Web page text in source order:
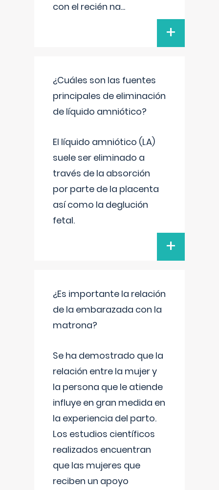
con el recién na...
+
¿Cuáles son las fuentes
principales de eliminación
de líquido amniótico?
El líquido amniótico (LA)
suele ser eliminado a
través de la absorción
por parte de la placenta
así como la deglución
fetal.
+
¿Es importante la relación
de la embarazada con la
matrona?
Se ha demostrado que la
relación entre la mujer y
la persona que le atiende
influye en gran medida en
la experiencia del parto.
Los estudios científicos
realizados encuentran
que las mujeres que
reciben un apoyo